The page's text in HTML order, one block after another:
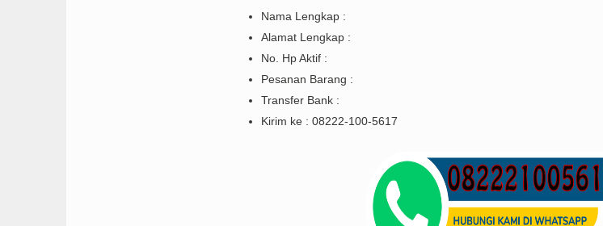
Nama Lengkap :
Alamat Lengkap :
No. Hp Aktif :
Pesanan Barang :
Transfer Bank :
Kirim ke : 08222-100-5617